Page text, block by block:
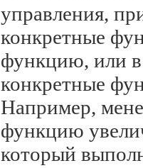
управления,
конкретные
функцию, или в
конкретные
Например,
функцию
который